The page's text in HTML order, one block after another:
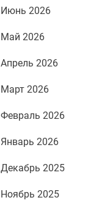
Июнь 2026
Май 2026
Апрель 2026
Март 2026
Февраль 2026
Январь 2026
Декабрь 2025
Ноябрь 2025